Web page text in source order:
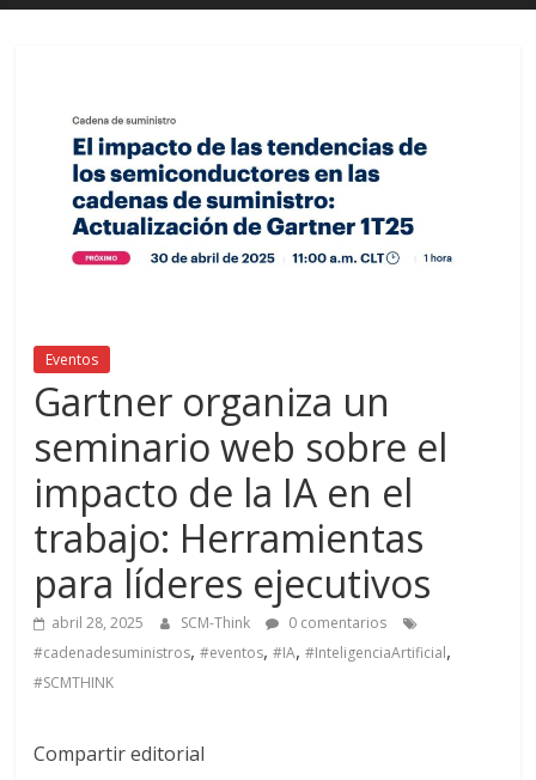
Eventos
Gartner organiza un
seminario web sobre el
impacto de la IA en el
trabajo: Herramientas
para líderes ejecutivos
abril 28, 2025 SCM-Think
0 comentarios
#cadenadesuministros,#eventos,#IA,#InteligenciaArtificial,
#SCMTHINK
Compartir editorial